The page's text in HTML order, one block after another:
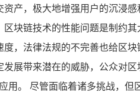
产，极大地增强用户的沉浸
块链技术的性能问题是制约
，法律法规的不完善也给区
展带来潜在的威胁，公众对
。 尽管面临着诸多挑战，